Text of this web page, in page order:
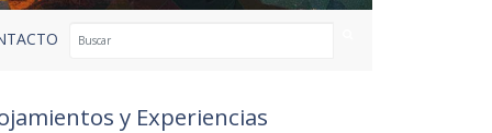
y Experiencias